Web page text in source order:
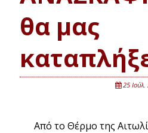
θα μας
25
Από το Θέρμο της